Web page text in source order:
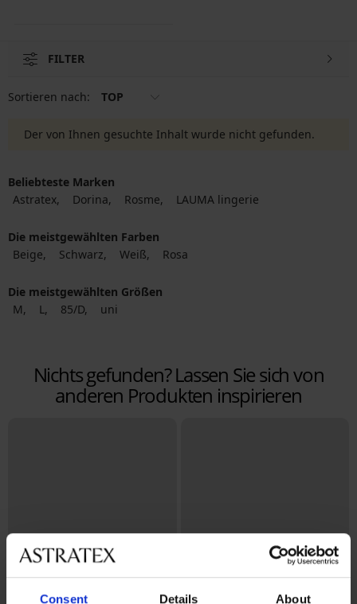
Consent Details About
FILTER
Sortieren nach: TOP
Der von Ihnen gesuchte Inhalt wurde nicht gefunden.
Beliebteste Marken
Astratex
Dorina Rosme LAUMA lingerie
Die meistgewählten Farben
Beige
Schwarz Weiß Rosa
Die meistgewählten Größen
M
L 85/D uni
Nichts gefunden? Lassen Sie sich von
anderen Produkten inspirieren